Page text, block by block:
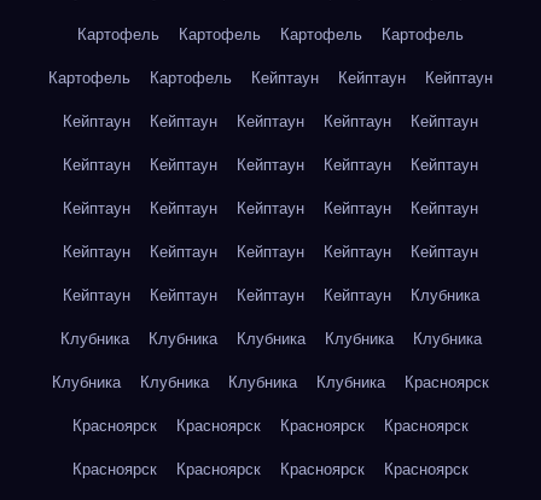
Картофель
Картофель Картофель
Картофель
Картофель
Картофель Кейптаун Кейптаун
Кейптаун
Кейптаун
Кейптаун Кейптаун Кейптаун
Кейптаун
Кейптаун
Кейптаун Кейптаун Кейптаун
Кейптаун
Кейптаун
Кейптаун Кейптаун Кейптаун
Кейптаун
Кейптаун
Кейптаун Кейптаун Кейптаун
Кейптаун
Кейптаун
Кейптаун Кейптаун Кейптаун
Клубника
Клубника
Клубника Клубника Клубника
Клубника
Клубника
Клубника Клубника Клубника
Красноярск
Красноярск
Красноярск Красноярск
Красноярск
Красноярск
Красноярск Красноярск
Красноярск